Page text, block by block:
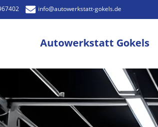
info@autowerkstatt-gokels.de
Autowerkstatt Gokels